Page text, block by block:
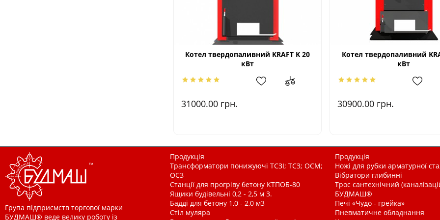
Котел твердопаливний KRAFT K 20
кВт
31000.00 грн.
Котел твердопаливний
кВт
30900.00 грн.
Група підприємств торгової марки
БУДМАШ® веде велику роботу із
Продукція
Трансформатори понижуючі ТСЗІ; ТСЗ; ОСМ;
ОСЗ
Станції для прогріву бетону КТПОБ-80
Ящики будівельні 0,2 - 2,5 м 3.
Бадді для бетону 1,0 - 2,0 м3
Стіл муляра
Продукція
Ножі для рубки арматурної
Вібратори глибинні
Трос сантехнічний
БУДМАШ®
Печі «Чудо - грейка»
Пневматичне обладнання